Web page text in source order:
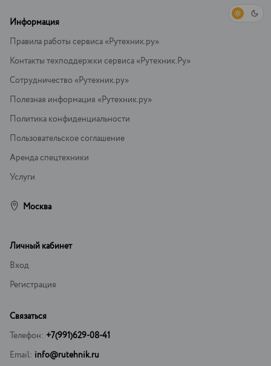
Информация
Правила работы сервиса «Рутехник.ру»
Контакты техподдержки сервиса «Рутехник.Ру»
Сотрудничество «Рутехник.ру»
Полезная информация «Рутехник.ру»
Политика конфиденциальности
Пользовательское соглашение
Аренда спецтехники
Услуги
Москва
Личный кабинет
Вход
Регистрация
Связаться
Телефон: +7(991)629-08-41
Email: info@rutehnik.ru